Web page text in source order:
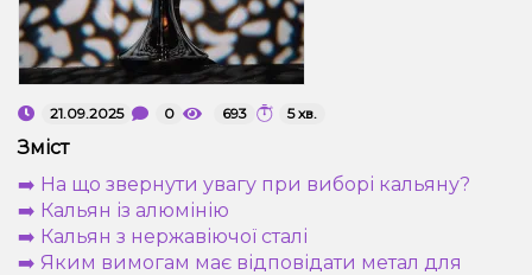
Рідини для електронних сигарет
Подарункові набори
21.09.2025 0 693 5 хв.
Зміст
➡️ На що звернути увагу при виборі кальяну?
➡️ Кальян із алюмінію
➡️ Кальян з нержавіючої сталі
➡️ Яким вимогам має відповідати метал для